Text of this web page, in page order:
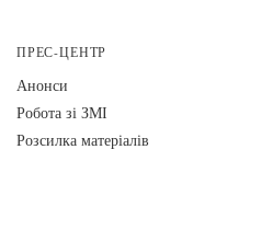
ПРЕС-ЦЕНТР
Анонси
Робота зі ЗМІ
Розсилка матеріалів